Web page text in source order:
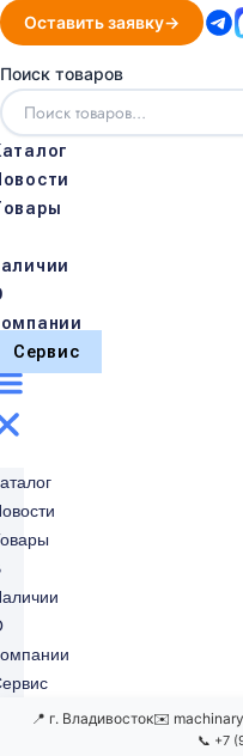
Оставить заявку
Поиск товаров
Сервис
📍 г. Владивосток✉️
📞 +7